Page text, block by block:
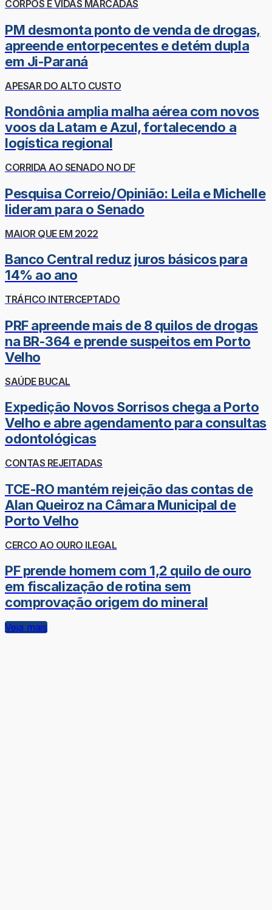
CORPOS E VIDAS MARCADAS
PM desmonta ponto de venda de drogas,
apreende entorpecentes e detém dupla
em Ji-Paraná
APESAR DO ALTO CUSTO
Rondônia amplia malha aérea com novos
voos da Latam e Azul, fortalecendo a
logística regional
CORRIDA AO SENADO NO DF
Pesquisa Correio/Opinião: Leila e Michelle
lideram para o Senado
MAIOR QUE EM 2022
Banco Central reduz juros básicos para
14% ao ano
TRÁFICO INTERCEPTADO
PRF apreende mais de 8 quilos de drogas
na BR-364 e prende suspeitos em Porto
Velho
SAÚDE BUCAL
Expedição Novos Sorrisos chega a Porto
Velho e abre agendamento para consultas
odontológicas
CONTAS REJEITADAS
TCE-RO mantém rejeição das contas de
Alan Queiroz na Câmara Municipal de
Porto Velho
CERCO AO OURO ILEGAL
PF prende homem com 1,2 quilo de ouro
em fiscalização de rotina sem
comprovação origem do mineral
Veja mais